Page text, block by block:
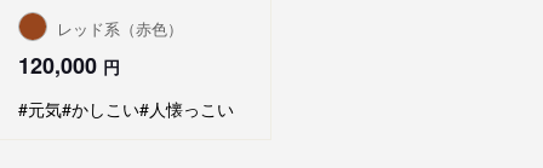
レッド系（赤色）
120,000 円
#元気#かしこい#人懐っこい